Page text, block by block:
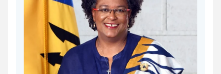
de esta Agencia, con el objetivo […]